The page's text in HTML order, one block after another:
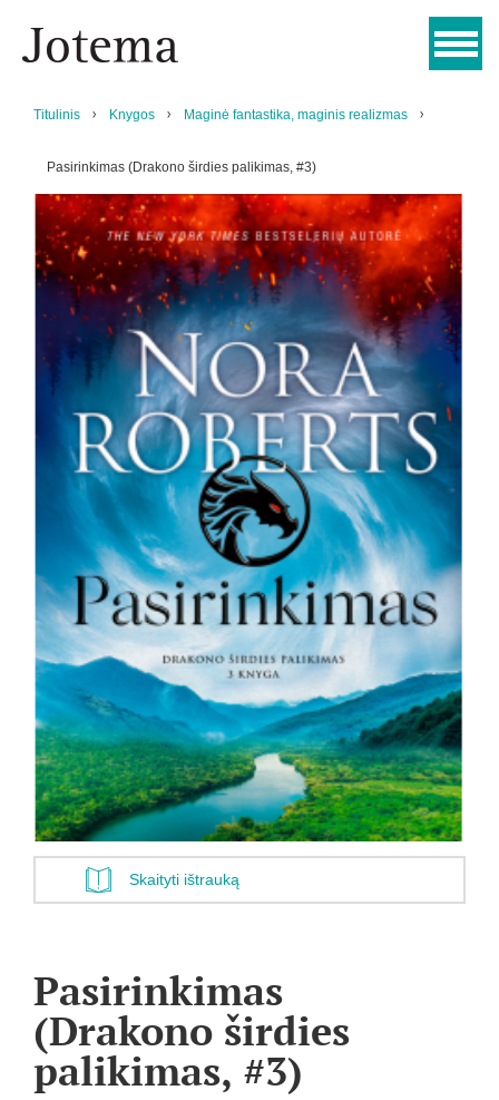
Titulinis Knygos Maginė fantastika, maginis realizmas
Pasirinkimas (Drakono širdies palikimas, #3)
Skaityti ištrauką
Pasirinkimas
(Drakono širdies
palikimas, #3)